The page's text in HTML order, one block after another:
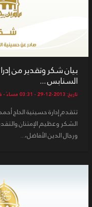
بيان شكر وتقدير من
السنابس ...
تاريخ: 2013-12-29 - 03:31 مساءً - قراءات: 7374
تتقدم إدارة حسينية الحاج
الشكر وعظيم الإمتنان
ورجال الدين الأفاضل،...